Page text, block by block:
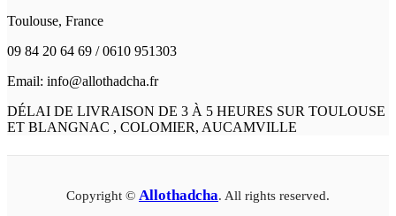
Toulouse, France
09 84 20 64 69 / 0610 951303
Email: info@allothadcha.fr
DÉLAI DE LIVRAISON DE 3 À 5 HEURES SUR TOULOUSE
ET BLANGNAC , COLOMIER, AUCAMVILLE
Copyright © Allothadcha. All rights reserved.